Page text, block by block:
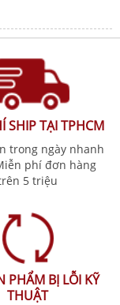
SHIP TẠI TPHCM
trong ngày nhanh
phí đơn hàng
5 triệu
PHẨM BỊ LỖI KỸ
THUẬT